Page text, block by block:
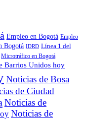
Empleo en Bogotá Empleo
Bogotá IDRD Línea 1 del
Microtráfico en Bogotá
Barrios Unidos hoy
Noticias de Bosa
de Ciudad
Noticias de
Noticias de